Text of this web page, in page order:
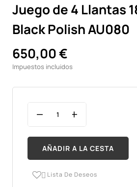
Juego de 4 Llantas
Black Polish AU080
650,00 €
Impuestos incluidos
AÑADIR A LA CESTA
 Lista De Deseos